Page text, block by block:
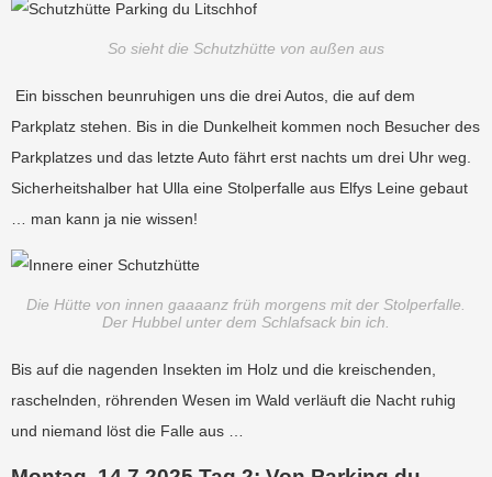
So sieht die Schutzhütte von außen aus
Ein bisschen beunruhigen uns die drei Autos, die auf dem
Parkplatz stehen. Bis in die Dunkelheit kommen noch Besucher des
Parkplatzes und das letzte Auto fährt erst nachts um drei Uhr weg.
Sicherheitshalber hat Ulla eine Stolperfalle aus Elfys Leine gebaut
… man kann ja nie wissen!
Die Hütte von innen gaaaanz früh morgens mit der Stolperfalle.
Der Hubbel unter dem Schlafsack bin ich.
Bis auf die nagenden Insekten im Holz und die kreischenden,
raschelnden, röhrenden Wesen im Wald verläuft die Nacht ruhig
und niemand löst die Falle aus …